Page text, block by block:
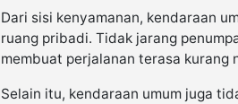
Dari sisi kenyamanan, kendaraan
ruang pribadi. Tidak jarang
membuat perjalanan terasa kurang
Selain itu, kendaraan umum juga